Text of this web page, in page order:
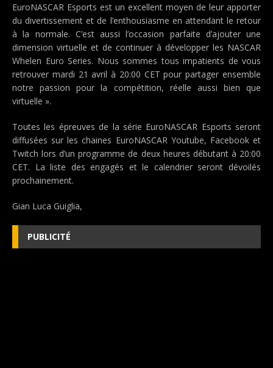
EuroNASCAR Esports est un excellent moyen de leur apporter
du divertissement et de l’enthousiasme en attendant le retour
à la normale. C’est aussi l’occasion parfaite d’ajouter une
dimension virtuelle et de continuer à développer les NASCAR
Whelen Euro Series. Nous sommes tous impatients de vous
retrouver mardi 21 avril à 20:00 CET pour partager ensemble
notre passion pour la compétition, réelle aussi bien que
virtuelle ».
Toutes les épreuves de la série EuroNASCAR Esports seront
diffusées sur les chaines EuroNASCAR Youtube, Facebook et
Twitch lors d’un programme de deux heures débutant à 20:00
CET. La liste des engagés et le calendrier seront dévoilés
prochainement.
Gian Luca Guiglia,
PUBLICITÉ